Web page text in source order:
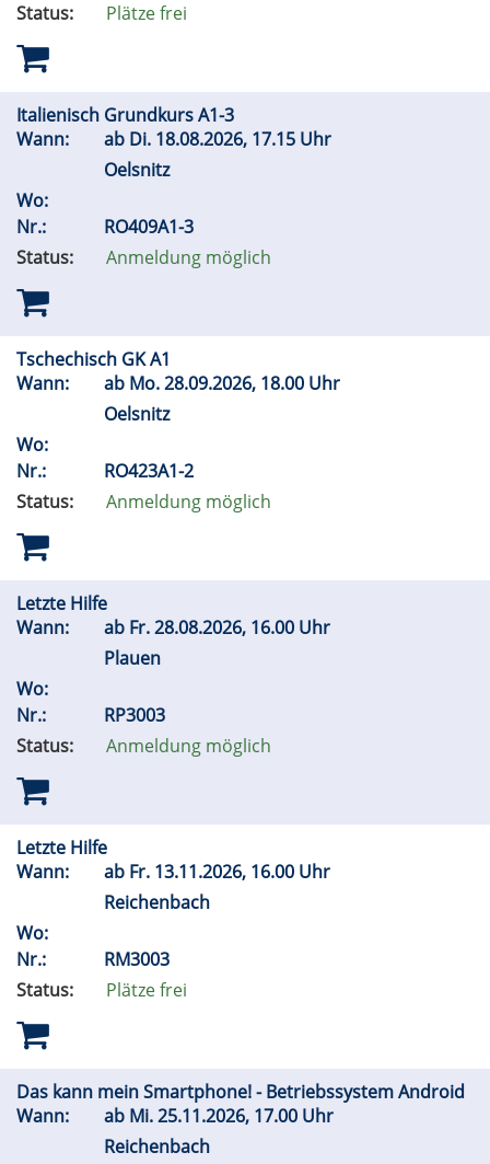
Status:
Plätze frei
Italienisch Grundkurs A1-3
Wann:
ab Di. 18.08.2026, 17.15 Uhr
Oelsnitz
Wo:
Nr.:
RO409A1-3
Status:
Anmeldung möglich
Tschechisch GK A1
Wann:
ab Mo.28.09.2026, 18.00 Uhr
Oelsnitz
Wo:
Nr.:
RO423A1-2
Status:
Anmeldung möglich
Letzte Hilfe
Wann:
ab Fr.28.08.2026, 16.00 Uhr
Plauen
Wo:
Nr.:
RP3003
Status:
Anmeldung möglich
Letzte Hilfe
Wann:
ab Fr. 13.11.2026, 16.00 Uhr
Reichenbach
Wo:
Nr.:
RM3003
Status:
Plätze frei
Das kann mein Smartphone! - Betriebssystem Android
Wann:
ab Mi.25.11.2026, 17.00 Uhr
Reichenbach